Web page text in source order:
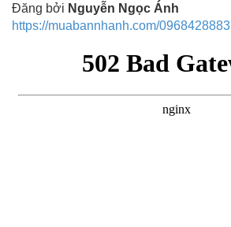
Đăng bởi Nguyễn Ngọc Ánh
https://muabannhanh.com/0968428883